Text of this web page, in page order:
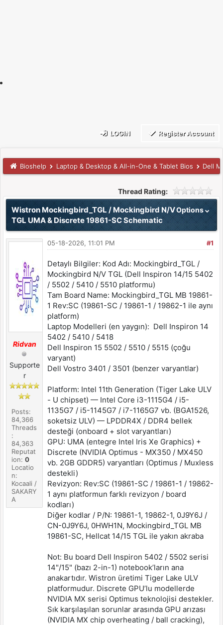
LOGIN Register Account
Bioshelp Laptop & Desktop & All-in-One & Tablet Bios Dell
Thread Rating:
Options
Wistron Mockingbird_TGL / Mockingbird N/V
TGL UMA & Discrete 19861-SC Schematic
Ridvan
Supporte
r
Posts:
84,366
Threads
:
84,363
Reputat
ion:0
Locatio
n:
Kocaali /
SAKARY
A
#1
05-18-2026, 11:01 PM
Detaylı Bilgiler: Kod Adı: Mockingbird_TGL /
Mockingbird N/V TGL (Dell Inspiron 14/15 5402
/ 5502 / 5410 / 5510 platformu)
Tam Board Name: Mockingbird_TGL MB 19861-
1 Rev:SC (19861-SC / 19861-1 / 19862-1 ile aynı
platform)
Laptop Modelleri (en yaygın): Dell Inspiron 14
5402 / 5410 / 5418
Dell Inspiron 15 5502 / 5510 / 5515 (çoğu
varyant)
Dell Vostro 3401 / 3501 (benzer varyantlar)
Platform: Intel 11th Generation (Tiger Lake ULV
- U chipset) — Intel Core i3-1115G4 / i5-
1135G7 / i5-1145G7 / i7-1165G7 vb. (BGA1526,
soketsiz ULV) — LPDDR4X / DDR4 bellek
desteği (onboard + slot varyantları)
GPU: UMA (entegre Intel Iris Xe Graphics) +
Discrete (NVIDIA Optimus - MX350 / MX450
vb. 2GB GDDR5) varyantları (Optimus / Muxless
destekli)
Revizyon: Rev:SC (19861-SC / 19861-1 / 19862-
1 aynı platformun farklı revizyon / board
kodları)
Diğer kodlar / P/N: 19861-1, 19862-1, 0J9Y6J /
CN-0J9Y6J, 0HWH1N, Mockingbird_TGL MB
19861-SC, Hellcat 14/15 TGL ile yakın akraba
Not: Bu board Dell Inspiron 5402 / 5502 serisi
14"/15" (bazı 2-in-1) notebook’ların ana
anakartıdır. Wistron üretimi Tiger Lake ULV
platformudur. Discrete GPU’lu modellerde
NVIDIA MX serisi Optimus teknolojisi destekler.
Sık karşılaşılan sorunlar arasında GPU arızası
(NVIDIA MX chip overheating / ball cracking),